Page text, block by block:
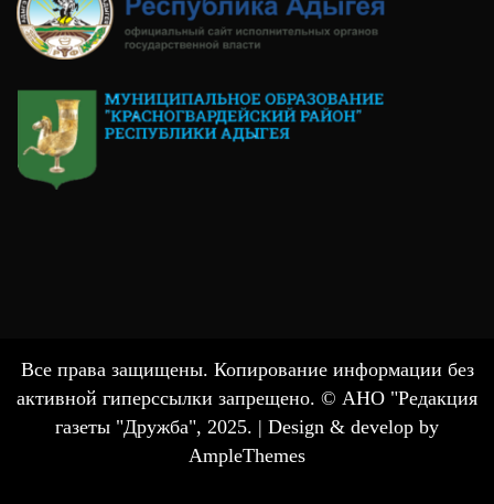
Все права защищены. Копирование информации без
активной гиперссылки запрещено. © АНО "Редакция
газеты "Дружба", 2025. | Design & develop by
AmpleThemes